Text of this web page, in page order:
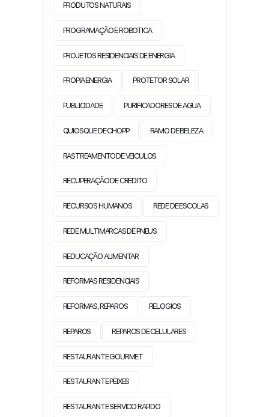
PRODUTOS NATURAIS
PROGRAMAÇÃO E ROBOTICA
PROJETOS RESIDENCIAIS DE ENERGIA
PROPIA ENERGIA PROTETOR SOLAR
PUBLICIDADE PURIFICADORES DE AGUA
QUIOSQUE DE CHOPP RAMO DE BELEZA
RASTREAMENTO DE VEICULOS
RECUPERAÇÃO DE CREDITO
RECURSOS HUMANOS REDE DE ESCOLAS
REDE MULTIMARCAS DE PNEUS
REDUCAÇÃO ALIMENTAR
REFORMAS RESIDENCIAIS
REFORMAS, REPAROS RELOGIOS
REPAROS REPAROS DE CELULARES
RESTAURANTE GOURMET
RESTAURANTE PEIXES
RESTAURANTE SERVICO RAPIDO